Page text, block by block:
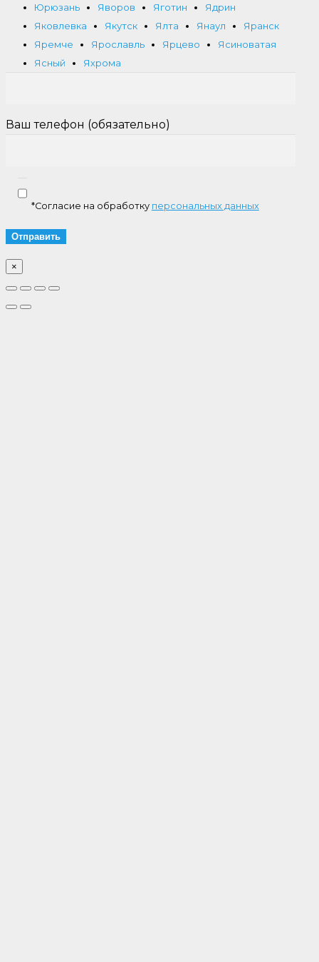
Юрюзань
Яворов Яготин
Ядрин
Яковлевка
Якутск Ялта Янаул
Яранск
Яремче
Ярославль Ярцево
Ясиноватая
Ясный
Яхрома
Ваш телефон (обязательно)
*Согласие на обработку персональных данных
×